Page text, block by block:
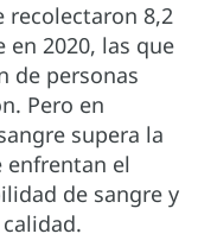
recolectaron 8,2
2020, las que
de personas
Pero en
supera la
enfrentan el
de sangre y